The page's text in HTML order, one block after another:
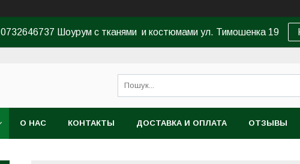
0732646737 Шоурум с тканями и костюмами ул. Тимошенка 19
О НАС КОНТАКТЫ ДОСТАВКА И ОПЛАТА ОТЗЫВЫ